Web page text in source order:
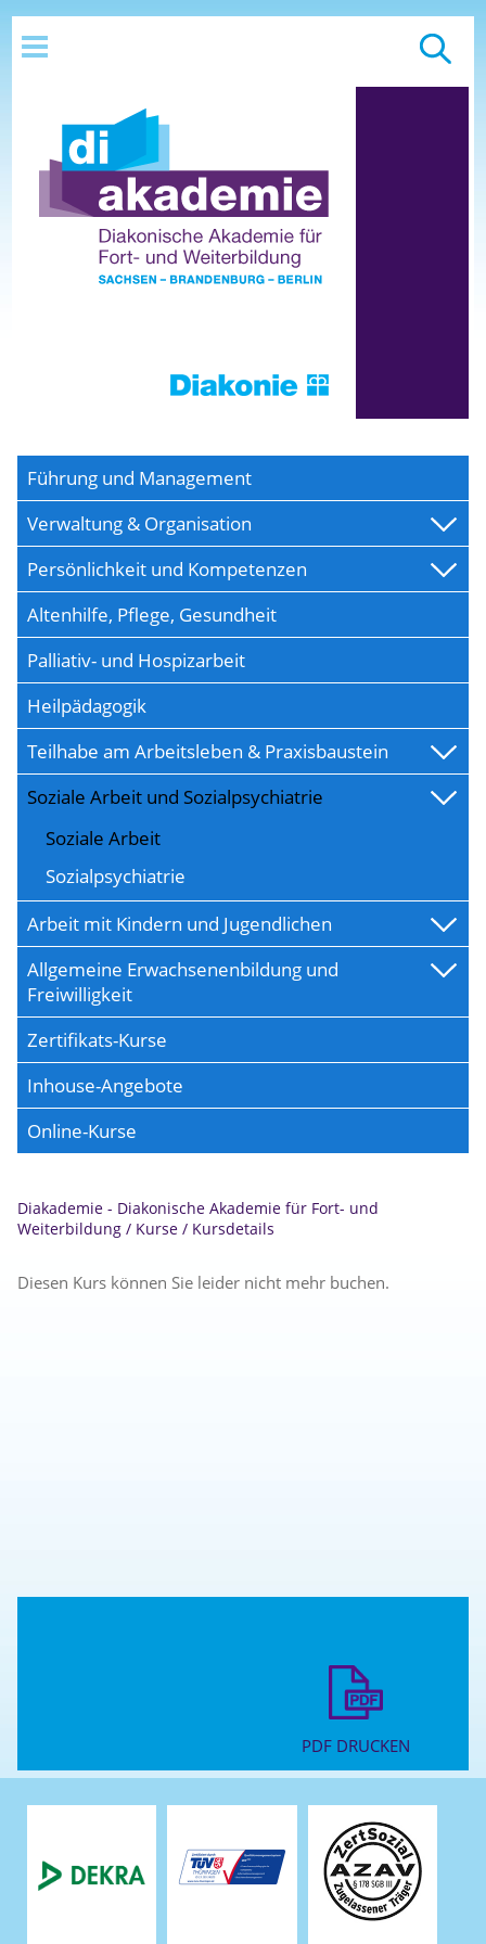
Führung und Management
Verwaltung & Organisation
Persönlichkeit und Kompetenzen
Altenhilfe, Pflege, Gesundheit
Palliativ- und Hospizarbeit
Heilpädagogik
Teilhabe am Arbeitsleben & Praxisbaustein
Soziale Arbeit und Sozialpsychiatrie
Soziale Arbeit
Sozialpsychiatrie
Arbeit mit Kindern und Jugendlichen
Allgemeine Erwachsenenbildung und
Freiwilligkeit
Zertifikats-Kurse
Inhouse-Angebote
Online-Kurse
Diakademie - Diakonische Akademie für Fort- und
Weiterbildung / Kurse / Kursdetails
Diesen Kurs können Sie leider nicht mehr buchen.
PDF DRUCKEN